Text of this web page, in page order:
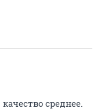
среднее.